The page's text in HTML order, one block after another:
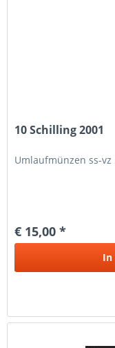
10 Schilling 2001
Umlaufmünzen ss-vz
€ 15,00 *
In